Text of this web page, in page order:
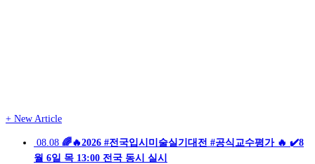
+ New Article
08.08 🌈🔥2026 #전국입시미술실기대전 #공식교수평가 🔥 ✔️8
월 6일 목 13:00 전국 동시 실시